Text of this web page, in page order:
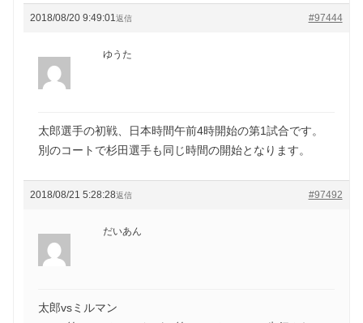
2018/08/20 9:49:01 #97444
返信
ゆうた
太郎選手の初戦、日本時間午前4時開始の第1試合です。
別のコートで杉田選手も同じ時間の開始となります。
2018/08/21 5:28:28 #97492
返信
だいあん
太郎vsミルマン